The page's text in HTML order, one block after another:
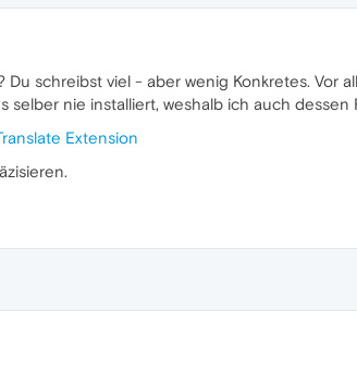
schreibst viel - aber wenig Konkretes. Vor
selber nie installiert, weshalb ich auch
Extension